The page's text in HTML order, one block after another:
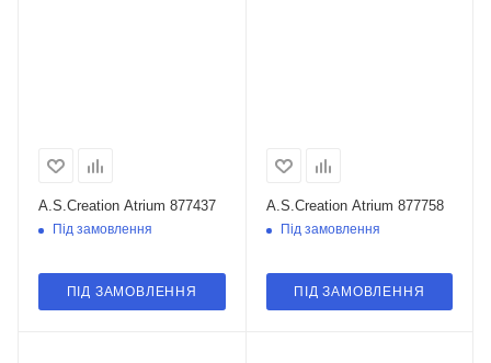
A.S.Creation Atrium 877437
Під замовлення
ПІД ЗАМОВЛЕННЯ
A.S.Creation Atrium 877758
Під замовлення
ПІД ЗАМОВЛЕННЯ